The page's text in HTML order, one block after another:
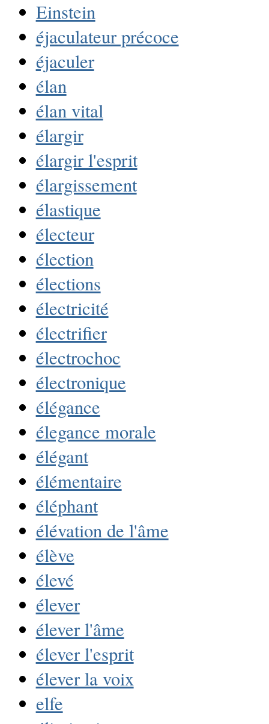
Einstein
éjaculateur précoce
éjaculer
élan
élan vital
élargir
élargir l'esprit
élargissement
élastique
électeur
élection
élections
électricité
électrifier
électrochoc
électronique
élégance
élegance morale
élégant
élémentaire
éléphant
élévation de l'âme
élève
élevé
élever
élever l'âme
élever l'esprit
élever la voix
elfe